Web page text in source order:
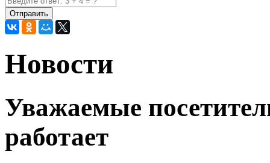
Новости
Уважаемые
работает